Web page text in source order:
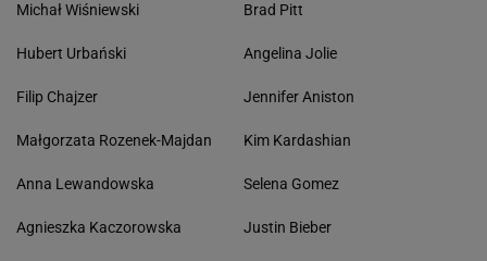
Michał Wiśniewski
Hubert Urbański
Filip Chajzer
Małgorzata Rozenek-Majdan
Anna Lewandowska
Agnieszka Kaczorowska
Brad Pitt
Angelina Jolie
Jennifer Aniston
Kim Kardashian
Selena Gomez
Justin Bieber